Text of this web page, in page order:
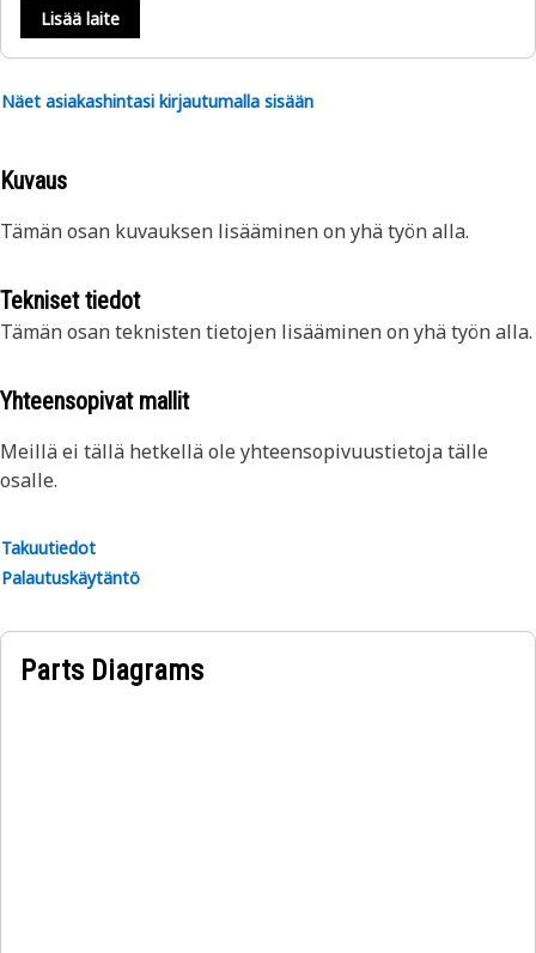
Lisää laite
Näet asiakashintasi kirjautumalla sisään
Kuvaus
Tämän osan kuvauksen lisääminen on yhä työn alla.
Tekniset tiedot
Tämän osan teknisten tietojen lisääminen on yhä työn alla.
Yhteensopivat mallit
Meillä ei tällä hetkellä ole yhteensopivuustietoja tälle
osalle.
Takuutiedot
Palautuskäytäntö
Parts Diagrams